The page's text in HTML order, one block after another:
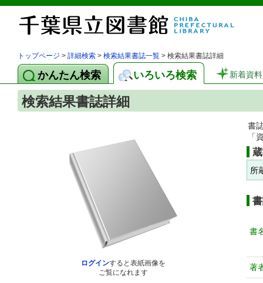
トップページ > 詳細検索 > 検索結果書誌一覧 > 検索結果書誌詳細
かんたん検索 いろいろ検索 新着資料
検索結果書誌詳細
ログインすると表紙画像を
ご覧になれます
書
「
所
書
著